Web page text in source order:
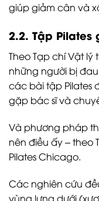
giúp giảm cân và
2.2. Tập Pilates
Theo Tạp chí Vật lý
những người bị
các bài tập Pilates
gặp bác sĩ và
Và phương pháp
nên điều ấy – theo
Pilates Chicago.
Các nghiên cứu
vùng lưng dưới